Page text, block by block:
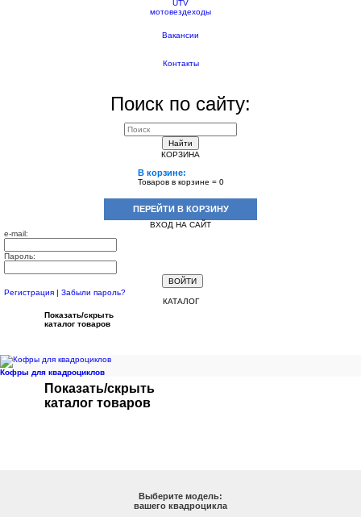
UTV
мотовездеходы
Вакансии
Контакты
Поиск по сайту:
Найти
КОРЗИНА
В корзине:
Товаров в корзине = 0
ПЕРЕЙТИ В КОРЗИНУ
ВХОД НА САЙТ
e-mail:
Пароль:
Регистрация
Забыли пароль?
КАТАЛОГ
Показать/скрыть
каталог товаров
Кофры для квадроциклов
Показать/скрыть
каталог товаров
Выберите модель:
вашего квадроцикла